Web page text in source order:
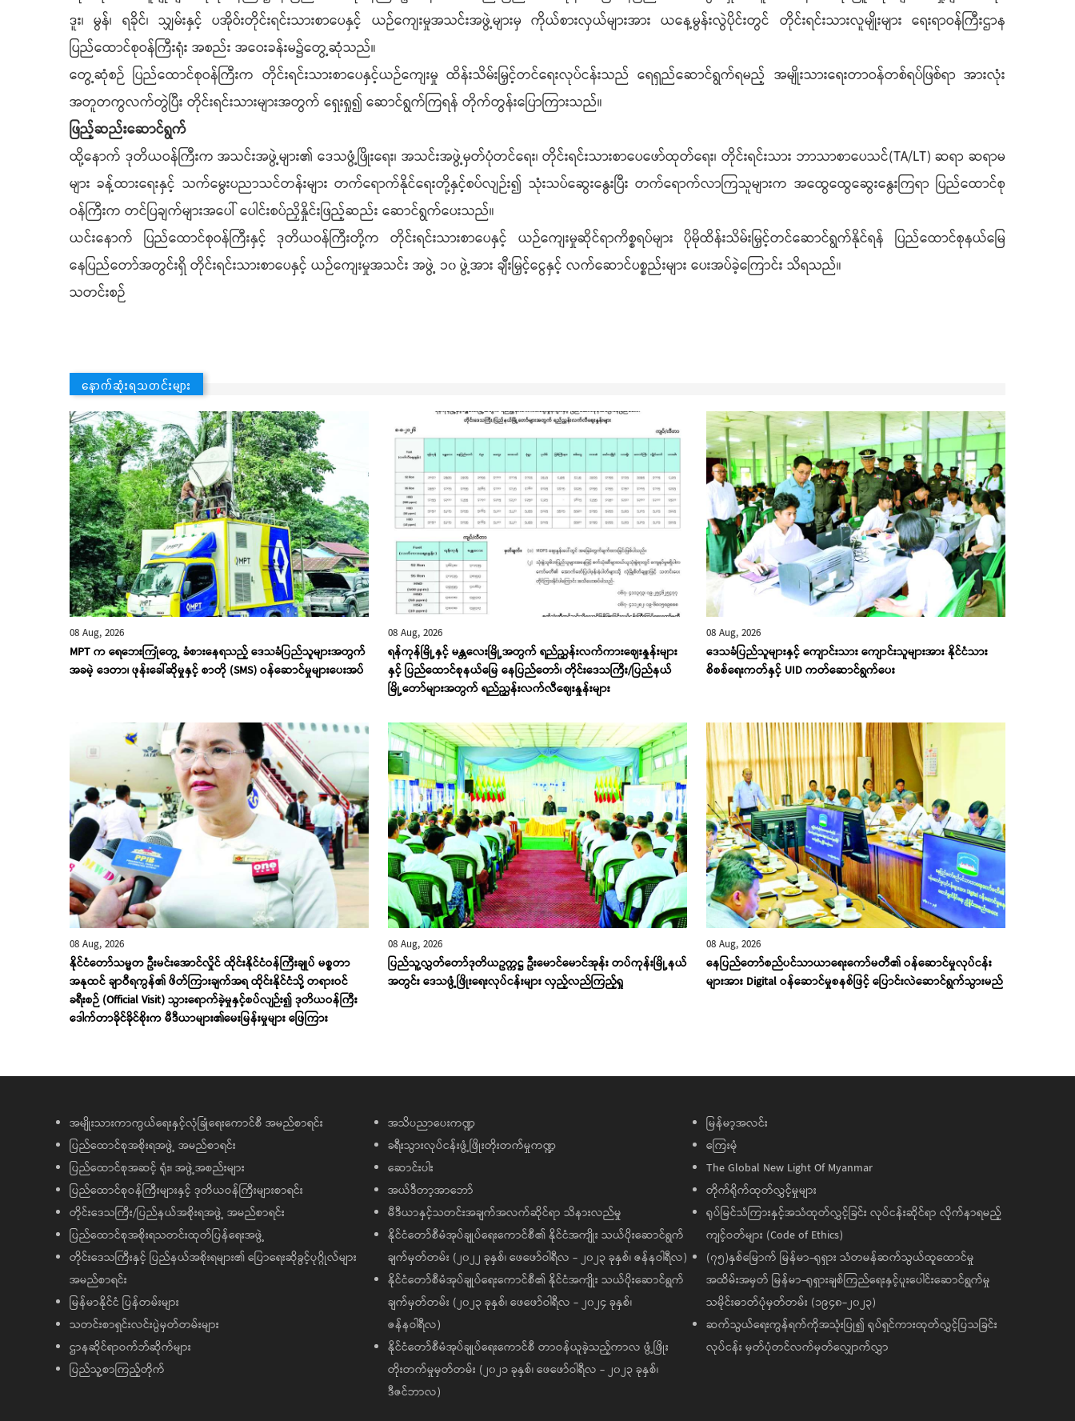
ဒူး၊ မွန်၊ ရခိုင်၊ သျှမ်းနှင့် ပအိုဝ်းတိုင်းရင်းသားစာပေနှင့် ယဉ်ကျေးမှုအသင်းအဖွဲ့များမှ ကိုယ်စားလှယ်များအား ယနေ့မွန်းလွဲပိုင်းတွင် တိုင်းရင်းသားလူမျိုးများ ရေးရာဝန်ကြီးဌာန
ပြည်ထောင်စုဝန်ကြီးရုံး အစည်း အဝေးခန်းမ၌တွေ့ဆုံသည်။
တွေ့ဆုံစဉ် ပြည်ထောင်စုဝန်ကြီးက တိုင်းရင်းသားစာပေနှင့်ယဉ်ကျေးမှု ထိန်းသိမ်းမြှင့်တင်ရေးလုပ်ငန်းသည် ရေရှည်ဆောင်ရွက်ရမည့် အမျိုးသားရေးတာဝန်တစ်ရပ်ဖြစ်ရာ အားလုံး
အတူတကွလက်တွဲပြီး တိုင်းရင်းသားများအတွက် ရှေးရှု၍ ဆောင်ရွက်ကြရန် တိုက်တွန်းပြောကြားသည်။
ဖြည့်ဆည်းဆောင်ရွက်
ထို့နောက် ဒုတိယဝန်ကြီးက အသင်းအဖွဲ့များ၏ ဒေသဖွံ့ဖြိုးရေး၊ အသင်းအဖွဲ့မှတ်ပုံတင်ရေး၊ တိုင်းရင်းသားစာပေဖော်ထုတ်ရေး၊ တိုင်းရင်းသား ဘာသာစာပေသင်(TA/LT) ဆရာ ဆရာမ
များ ခန့်ထားရေးနှင့် သက်မွေးပညာသင်တန်းများ တက်ရောက်နိုင်ရေးတို့နှင့်စပ်လျဉ်း၍ သုံးသပ်ဆွေးနွေးပြီး တက်ရောက်လာကြသူများက အထွေထွေဆွေးနွေးကြရာ ပြည်ထောင်စု
ဝန်ကြီးက တင်ပြချက်များအပေါ် ပေါင်းစပ်ညှိနှိုင်းဖြည့်ဆည်း ဆောင်ရွက်ပေးသည်။
ယင်းနောက် ပြည်ထောင်စုဝန်ကြီးနှင့် ဒုတိယဝန်ကြီးတို့က တိုင်းရင်းသားစာပေနှင့် ယဉ်ကျေးမှုဆိုင်ရာကိစ္စရပ်များ ပိုမိုထိန်းသိမ်းမြှင့်တင်ဆောင်ရွက်နိုင်ရန် ပြည်ထောင်စုနယ်မြေ
နေပြည်တော်အတွင်းရှိ တိုင်းရင်းသားစာပေနှင့် ယဉ်ကျေးမှုအသင်း အဖွဲ့ ၁၀ ဖွဲ့အား ချီးမြှင့်ငွေနှင့် လက်ဆောင်ပစ္စည်းများ ပေးအပ်ခဲ့ကြောင်း သိရသည်။
သတင်းစဉ်
နောက်ဆုံးရသတင်းများ
08 Aug, 2026
MPT က ရေဘေးကြုံတွေ့ ခံစားနေရသည့် ဒေသခံပြည်သူများအတွက်
အခမဲ့ ဒေတာ၊ ဖုန်းခေါ်ဆိုမှုနှင့် စာတို (SMS) ဝန်ဆောင်မှုများပေးအပ်
08 Aug, 2026
ရန်ကုန်မြို့နှင့် မန္တလေးမြို့အတွက် ရည်ညွှန်းလက်ကားဈေးနှုန်းများ
နှင့် ပြည်ထောင်စုနယ်မြေ နေပြည်တော်၊ တိုင်းဒေသကြီး/ပြည်နယ်
မြို့တော်များအတွက် ရည်ညွှန်းလက်လီဈေးနှုန်းများ
08 Aug, 2026
ဒေသခံပြည်သူများနှင့် ကျောင်းသား ကျောင်းသူများအား နိုင်ငံသား
စိစစ်ရေးကတ်နှင့် UID ကတ်ဆောင်ရွက်ပေး
08 Aug, 2026
နိုင်ငံတော်သမ္မတ ဦးမင်းအောင်လှိုင် ထိုင်းနိုင်ငံဝန်ကြီးချုပ် မစ္စတာ
အနုထင် ချာဝီရကွန်၏ ဖိတ်ကြားချက်အရ ထိုင်းနိုင်ငံသို့ တရားဝင်
ခရီးစဉ် (Official Visit) သွားရောက်ခဲ့မှုနှင့်စပ်လျဉ်း၍ ဒုတိယဝန်ကြီး
ဒေါက်တာခိုင်ခိုင်စိုးက မီဒီယာများ၏မေးမြန်းမှုများ ဖြေကြား
08 Aug, 2026
ပြည်သူ့လွှတ်တော်ဒုတိယဥက္ကဋ္ဌ ဦးမောင်မောင်အုန်း တပ်ကုန်းမြို့နယ်
အတွင်း ဒေသဖွံ့ဖြိုးရေးလုပ်ငန်းများ လှည့်လည်ကြည့်ရှု
08 Aug, 2026
နေပြည်တော်စည်ပင်သာယာရေးကော်မတီ၏ ဝန်ဆောင်မှုလုပ်ငန်း
များအား Digital ဝန်ဆောင်မှုစနစ်ဖြင့် ပြောင်းလဲဆောင်ရွက်သွားမည်
အမျိုးသားကာကွယ်ရေးနှင့်လုံခြုံရေးကောင်စီ အမည်စာရင်း
ပြည်ထောင်စုအစိုးရအဖွဲ့ အမည်စာရင်း
ပြည်ထောင်စုအဆင့် ရုံး၊ အဖွဲ့အစည်းများ
ပြည်ထောင်စုဝန်ကြီးများနှင့် ဒုတိယဝန်ကြီးများစာရင်း
တိုင်းဒေသကြီး/ပြည်နယ်အစိုးရအဖွဲ့ အမည်စာရင်း
ပြည်ထောင်စုအစိုးရသတင်းထုတ်ပြန်ရေးအဖွဲ့
တိုင်းဒေသကြီးနှင့် ပြည်နယ်အစိုးရများ၏ ပြောရေးဆိုခွင့်ပုဂ္ဂိုလ်များ
အမည်စာရင်း
မြန်မာနိုင်ငံ ပြန်တမ်းများ
သတင်းစာရှင်းလင်းပွဲမှတ်တမ်းများ
ဌာနဆိုင်ရာဝက်ဘ်ဆိုက်များ
ပြည်သူ့စာကြည့်တိုက်
အသိပညာပေးကဏ္ဍ
ခရီးသွားလုပ်ငန်းဖွံ့ဖြိုးတိုးတက်မှုကဏ္ဍ
ဆောင်းပါး
အယ်ဒီတာ့အာဘော်
မီဒီယာနှင့်သတင်းအချက်အလက်ဆိုင်ရာ သိနားလည်မှု
နိုင်ငံတော်စီမံအုပ်ချုပ်ရေးကောင်စီ၏ နိုင်ငံအကျိုး သယ်ပိုးဆောင်ရွက်
ချက်မှတ်တမ်း (၂၀၂၂ ခုနှစ်၊ ဖေဖော်ဝါရီလ - ၂၀၂၃ ခုနှစ်၊ ဇန်နဝါရီလ)
နိုင်ငံတော်စီမံအုပ်ချုပ်ရေးကောင်စီ၏ နိုင်ငံအကျိုး သယ်ပိုးဆောင်ရွက်
ချက်မှတ်တမ်း (၂၀၂၃ ခုနှစ်၊ ဖေဖော်ဝါရီလ - ၂၀၂၄ ခုနှစ်၊
ဇန်နဝါရီလ)
နိုင်ငံတော်စီမံအုပ်ချုပ်ရေးကောင်စီ တာဝန်ယူခဲ့သည့်ကာလ ဖွံ့ဖြိုး
တိုးတက်မှုမှတ်တမ်း (၂၀၂၁ ခုနှစ်၊ ဖေဖော်ဝါရီလ - ၂၀၂၃ ခုနှစ်၊
ဒီဇင်ဘာလ)
မြန်မာ့အလင်း
ကြေးမုံ
The Global New Light Of Myanmar
တိုက်ရိုက်ထုတ်လွှင့်မှုများ
ရုပ်မြင်သံကြားနှင့်အသံထုတ်လွှင့်ခြင်း လုပ်ငန်းဆိုင်ရာ လိုက်နာရမည့်
ကျင့်ဝတ်များ (Code of Ethics)
(၇၅)နှစ်မြောက် မြန်မာ-ရုရှား သံတမန်ဆက်သွယ်ထူထောင်မှု
အထိမ်းအမှတ် မြန်မာ-ရုရှားချစ်ကြည်ရေးနှင့်ပူးပေါင်းဆောင်ရွက်မှု
သမိုင်းဓာတ်ပုံမှတ်တမ်း (၁၉၄၈-၂၀၂၃)
ဆက်သွယ်ရေးကွန်ရက်ကိုအသုံးပြု၍ ရုပ်ရှင်ကားထုတ်လွှင့်ပြသခြင်း
လုပ်ငန်း မှတ်ပုံတင်လက်မှတ်လျှောက်လွှာ